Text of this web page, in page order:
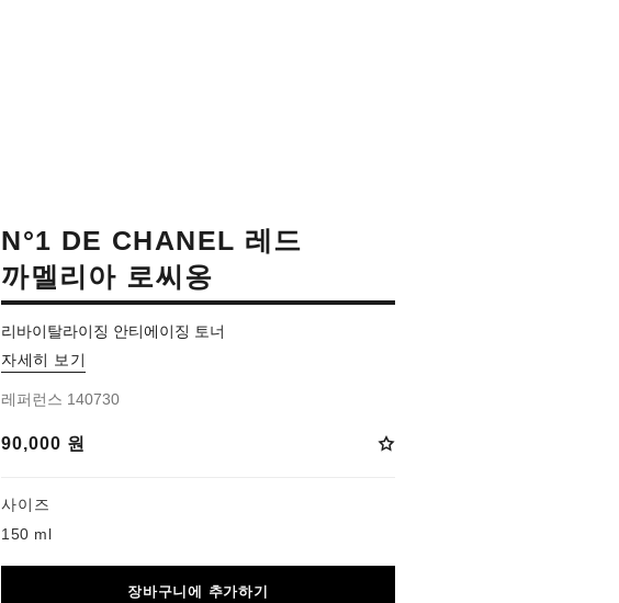
N°1 DE CHANEL 레드
까멜리아 로씨옹
리바이탈라이징 안티에이징 토너
자세히 보기
레퍼런스 140730
90,000 원
사이즈
150 ml
장바구니에 추가하기